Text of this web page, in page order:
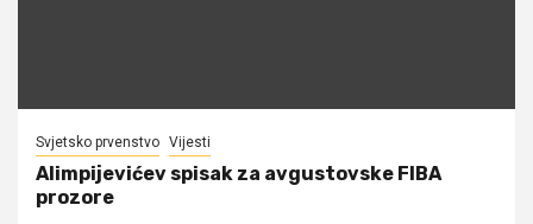
Svjetsko prvenstvo Vijesti
Alimpijevićev spisak za avgustovske FIBA
prozore